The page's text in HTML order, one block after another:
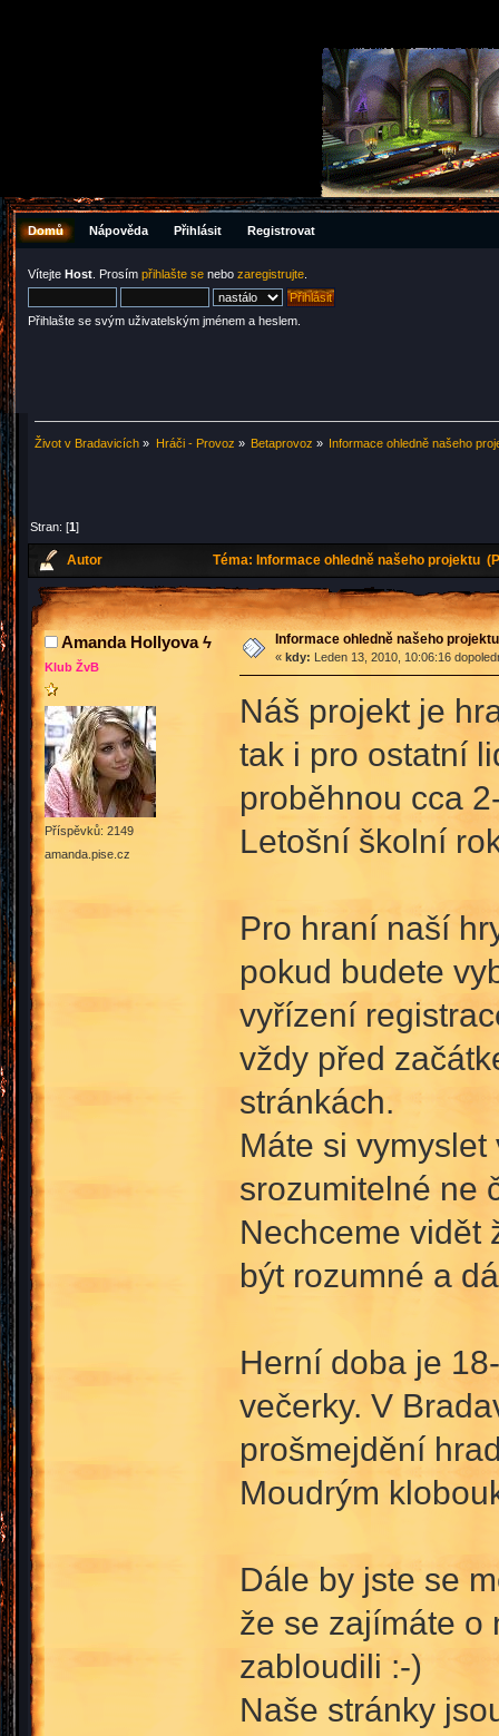
Domů Nápověda Přihlásit Registrovat
Vítejte Host . Prosím přihlašte se nebo zaregistrujte
Přihlašte se svým uživatelským jménem a heslem.
Život v Bradavicích » Hráči - Provoz » Betaprovoz » Informace ohledně našeho
Stran: [1]
Autor Téma: Informace ohledně našeho projektu
Amanda Hollyova ϟ
Klub ŽvB
Příspěvků: 2149
amanda.pise.cz
Informace ohledně našeho projektu
« kdy: Leden 13, 2010, 10:06:16
Náš projekt je
tak i pro ostatní
proběhnou cca
Letošní školní
Pro hraní naší
pokud budete
vyřízení
vždy před
stránkách.
Máte si
srozumitelné ne
Nechceme vidět
být rozumné a
Herní doba je
večerky. V
prošmejdění
Moudrým
Dále by jste se
že se zajímáte o
zabloudili :-)
Naše stránky